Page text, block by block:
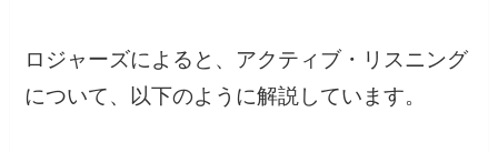
ロジャーズによると、アクティブ・リスニング
について、以下のように解説しています。